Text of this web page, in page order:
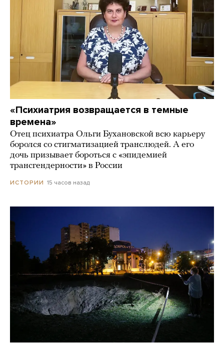
«Психиатрия возвращается в темные
времена»
Отец психиатра Ольги Бухановской всю карьеру
боролся со стигматизацией транслюдей. А его
дочь призывает бороться с «эпидемией
трансгендерности» в России
ИСТОРИИ 15 часов назад